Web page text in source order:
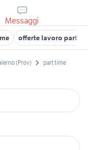
Messaggi
offerte lavoro part
(Prov) part time